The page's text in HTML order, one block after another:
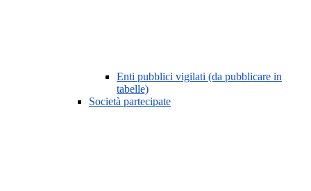
Enti pubblici vigilati (da pubblicare in
tabelle)
Società partecipate